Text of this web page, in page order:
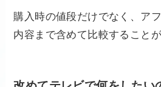
購入時の値段だけでなく、ア
内容まで含めて比較することが